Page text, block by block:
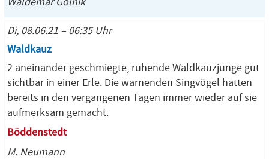
Di, 08.06.21 – 06:35 Uhr
Waldkauz
2 aneinander geschmiegte, ruhende Waldkauzjunge gut
sichtbar in einer Erle. Die warnenden Singvögel hatten
bereits in den vergangenen Tagen immer wieder auf sie
aufmerksam gemacht.
Böddenstedt
M. Neumann